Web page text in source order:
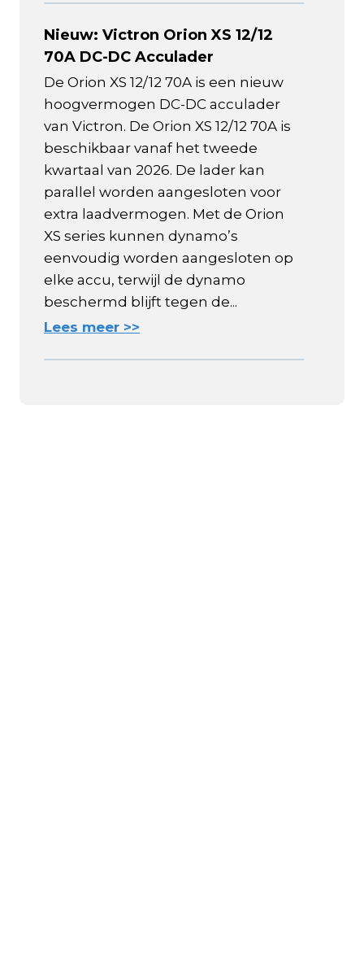
Nieuw: Victron Orion XS 12/12
70A DC-DC Acculader
De Orion XS 12/12 70A is een nieuw
hoogvermogen DC-DC acculader
van Victron. De Orion XS 12/12 70A is
beschikbaar vanaf het tweede
kwartaal van 2026. De lader kan
parallel worden aangesloten voor
extra laadvermogen. Met de Orion
XS series kunnen dynamo’s
eenvoudig worden aangesloten op
elke accu, terwijl de dynamo
beschermd blijft tegen de...
Lees meer >>